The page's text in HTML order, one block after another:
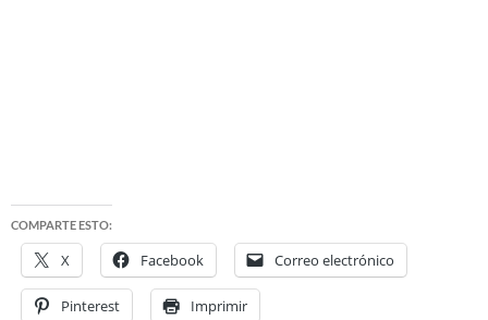
COMPARTE ESTO:
X Facebook Correo electrónico
Pinterest Imprimir